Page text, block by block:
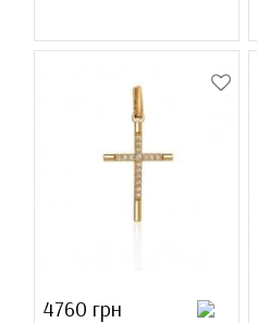
4760 грн